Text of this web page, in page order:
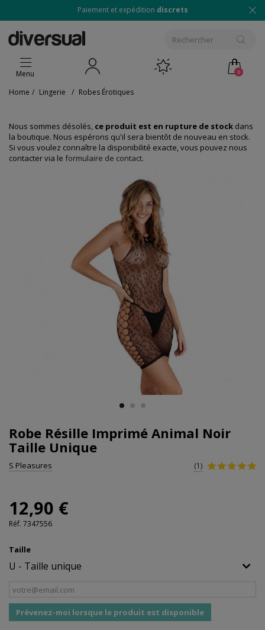
Paiement et expédition discrets
0
Menu
Home / Lingerie / Robes Érotiques
Nous sommes désolés, ce produit est en rupture de stock dans
la boutique. Nous espérons qu'il sera bientôt de nouveau en stock.
Si vous voulez connaître la disponibilité exacte, vous pouvez nous
contacter via le formulaire de contact.
Robe Résille Imprimé Animal Noir
Taille Unique
S Pleasures (1)
12,90 €
Réf. 7347556
Taille
Prévenez-moi lorsque le produit est disponible